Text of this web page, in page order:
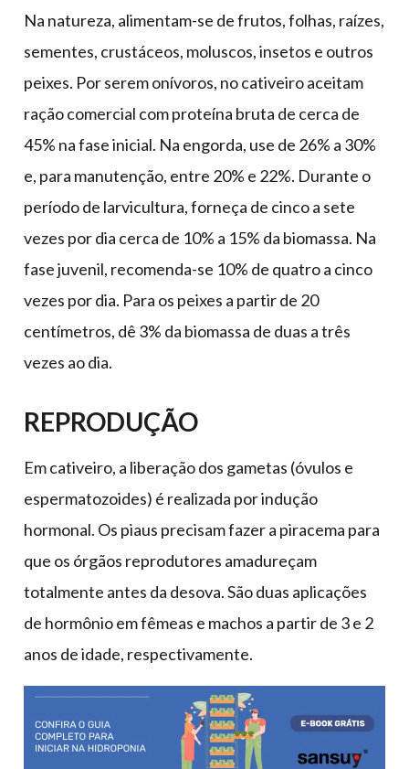
Na natureza, alimentam-se de frutos, folhas, raízes,
sementes, crustáceos, moluscos, insetos e outros
peixes. Por serem onívoros, no cativeiro aceitam
ração comercial com proteína bruta de cerca de
45% na fase inicial. Na engorda, use de 26% a 30%
e, para manutenção, entre 20% e 22%. Durante o
período de larvicultura, forneça de cinco a sete
vezes por dia cerca de 10% a 15% da biomassa. Na
fase juvenil, recomenda-se 10% de quatro a cinco
vezes por dia. Para os peixes a partir de 20
centímetros, dê 3% da biomassa de duas a três
vezes ao dia.
REPRODUÇÃO
Em cativeiro, a liberação dos gametas (óvulos e
espermatozoides) é realizada por indução
hormonal. Os piaus precisam fazer a piracema para
que os órgãos reprodutores amadureçam
totalmente antes da desova. São duas aplicações
de hormônio em fêmeas e machos a partir de 3 e 2
anos de idade, respectivamente.